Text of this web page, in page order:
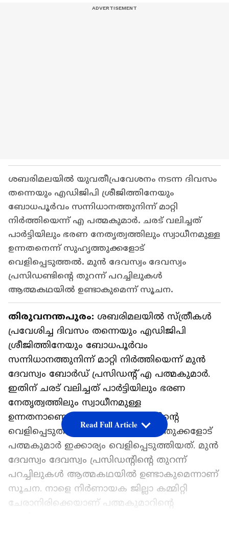
ശബരിമലയിൽ യുവതീപ്രവേശനം നടന്ന ദിവസം
തന്നെയും എഡിജിപി ശ്രീജിത്തിനേയും
ബോധപൂർവം സന്നിധാനത്തുനിന്ന് മാറ്റി
നിർത്തിയെന്ന് എ പത്മകുമാർ. ചരട് വലിച്ചത്
പാർട്ടിയിലും ഭരണ നേതൃത്വത്തിലും സ്വാധീനമുള്ള
ഉന്നതനെന്ന് സുഹൃത്തുക്കളോട്
വെളിപ്പെടുത്തൽ. മുൻ ദേവസ്വം ദേവസ്വം
പ്രസിഡണ്ടിന്റെ തുറന്ന് പറച്ചിലുകൾ
ആത്മകഥയിൽ ഉണ്ടാകുമെന്ന് സൂചന.
തിരുവനന്തപുരം: ശബരിമലയിൽ സ്ത്രീകൾ
പ്രവേശിച്ച ദിവസം തന്നെയും എഡിജിപി
ശ്രീജിത്തിനേയും ബോധപൂർവം
സന്നിധാനത്തുനിന്ന് മാറ്റി നിർത്തിയെന്ന് മുൻ
ദേവസ്വം ബോർഡ് പ്രസിഡന്‍റ് എ പത്മകുമാർ.
ഇതിന് ചരട് വലിച്ചത് പാർട്ടിയിലും ഭരണ
നേതൃത്വത്തിലും സ്വാധീനമുള്ള
ഉന്നതനാണെന്നുമാണ് പത്മകുമാറിന്‍റെ
വെളിപ്പെടുത്തൽ. അടുത്ത സുഹൃത്തുക്കളോട്
പത്മകുമാര്‍ ഇക്കാര്യം വെളിപ്പെടുത്തിയത്. മുൻ
ദേവസ്വം ദേവസ്വം പ്രസിഡന്‍റിന്റെ തുറന്ന്
പറച്ചിലുകൾ ആത്മകഥയിൽ ഉണ്ടാകുമെന്നാണ്
സൂചന. നാളെ നിർണായക ജില്ലാ കമ്മിറ്റി
ചേരാനിരിക്കെയാണ് പത്മകുമാറിന്റെ
Read Full Article